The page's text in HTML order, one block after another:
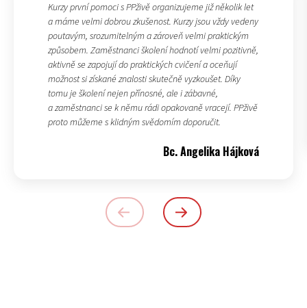
Kurzy první pomoci s PPživě organizujeme již několik let
a máme velmi dobrou zkušenost. Kurzy jsou vždy vedeny
poutavým, srozumitelným a zároveň velmi praktickým
způsobem. Zaměstnanci školení hodnotí velmi pozitivně,
aktivně se zapojují do praktických cvičení a oceňují
možnost si získané znalosti skutečně vyzkoušet. Díky
tomu je školení nejen přínosné, ale i zábavné,
a zaměstnanci se k němu rádi opakovaně vracejí. PPživě
proto můžeme s klidným svědomím doporučit.
Bc. Angelika Hájková